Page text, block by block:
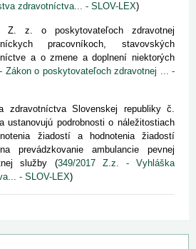
zdravotníctva... - SLOV-LEX)
Z. z. o poskytovateľoch zdravotnej
pracovníkoch, stavovských
a o zmene a doplnení niektorých
Zákon o poskytovateľoch zdravotnej ... -
zdravotníctva Slovenskej republiky č.
ustanovujú podrobnosti o náležitostiach
žiadostí a hodnotenia žiadostí
prevádzkovanie ambulancie pevnej
služby (349/2017 Z.z. - Vyhláška
- SLOV-LEX)